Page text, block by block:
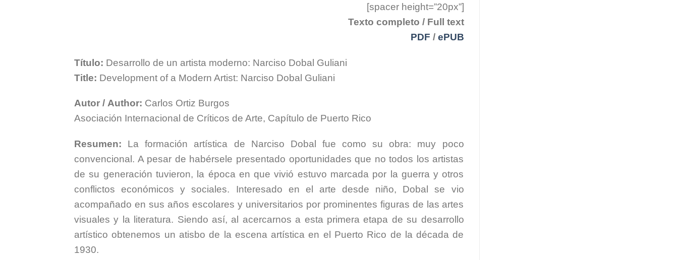
[spacer height=”20px”]
Texto completo / Full text
PDF / ePUB
Título: Desarrollo de un artista moderno: Narciso Dobal Guliani
Title: Development of a Modern Artist: Narciso Dobal Guliani
Autor / Author: Carlos Ortiz Burgos
Asociación Internacional de Críticos de Arte, Capítulo de Puerto Rico
Resumen: La formación artística de Narciso Dobal fue como su obra: muy poco
convencional. A pesar de habérsele presentado oportunidades que no todos los artistas
de su generación tuvieron, la época en que vivió estuvo marcada por la guerra y otros
conflictos económicos y sociales. Interesado en el arte desde niño, Dobal se vio
acompañado en sus años escolares y universitarios por prominentes figuras de las artes
visuales y la literatura. Siendo así, al acercarnos a esta primera etapa de su desarrollo
artístico obtenemos un atisbo de la escena artística en el Puerto Rico de la década de
1930.